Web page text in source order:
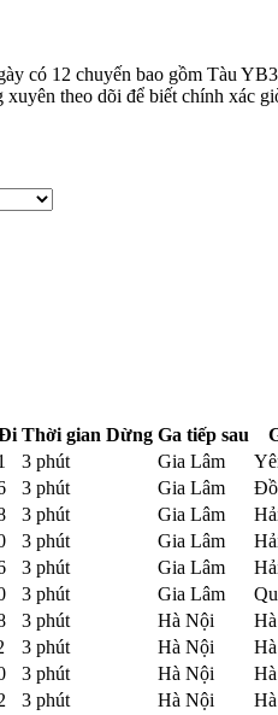
có 12 chuyến bao gồm Tàu
theo dõi để biết chính xác
Thời gian Dừng Ga tiếp sau
3 phút Gia Lâm
3 phút Gia Lâm
3 phút Gia Lâm
3 phút Gia Lâm
3 phút Gia Lâm
3 phút Gia Lâm
3 phút Hà Nội
3 phút Hà Nội
3 phút Hà Nội
3 phút Hà Nội